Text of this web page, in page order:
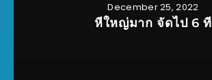
December 25, 2022
หีใหญ่มาก จัดไป 6 ที